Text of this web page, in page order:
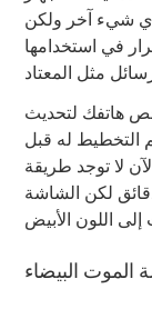
شيء آخر ولكن
في استخدامها
مثل المعتاد
هاتفك لتحديث
التخطيط له قبل
لا توجد طريقة
لكن الشاشة